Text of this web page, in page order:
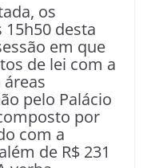
os
desta
em que
de lei com a
pelo Palácio
por
com a
de R$ 231